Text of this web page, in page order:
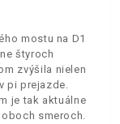
mostu na D1
štyroch
zvýšila nielen
pi prejazde.
je tak aktuálne
smeroch.